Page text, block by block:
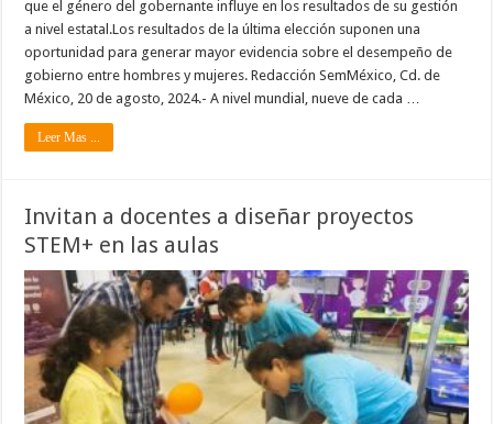
que el género del gobernante influye en los resultados de su gestión
a nivel estatal.Los resultados de la última elección suponen una
oportunidad para generar mayor evidencia sobre el desempeño de
gobierno entre hombres y mujeres. Redacción SemMéxico, Cd. de
México, 20 de agosto, 2024.- A nivel mundial, nueve de cada …
Leer Mas ...
Invitan a docentes a diseñar proyectos
STEM+ en las aulas